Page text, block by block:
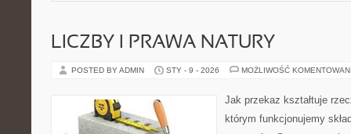
LICZBY I PRAWA NATURY
POSTED BY ADMIN STY - 9 - 2026 MOŻLIWOŚĆ
Jak przekaz kształtuje
którym funkcjonujemy